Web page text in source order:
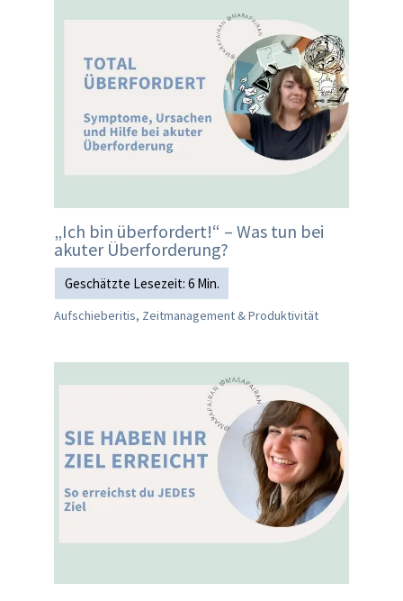
„Ich bin überfordert!“ – Was tun bei
akuter Überforderung?
Aufschieberitis, Zeitmanagement & Produktivität